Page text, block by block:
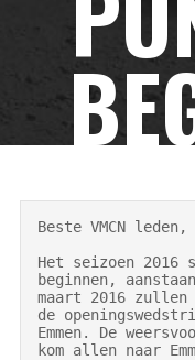
Beste VMCN leden,
Het seizoen 2016
beginnen,
maart 2016
de
Emmen. De
kom allen naar